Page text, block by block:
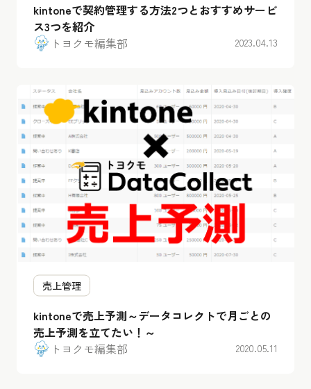
kintoneで契約管理する方法2つとおすすめサービ
ス3つを紹介
トヨクモ編集部
2023.04.13
売上管理
kintoneで売上予測～データコレクトで月ごとの
売上予測を立てたい！～
トヨクモ編集部
2020.05.11